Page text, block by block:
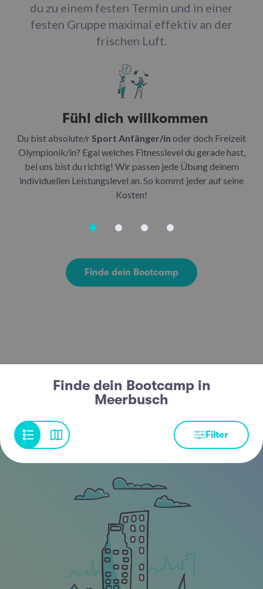
du zu einem festen Termin und in einer
festen Gruppe maximal effektiv an der
frischen Luft.
Fühl dich willkommen
Du bist absolute/r Sport Anfänger/in oder doch Freizeit
Olympionik/in? Egal welches Fitnesslevel du gerade hast,
bei uns bist du richtig! Wir passen jede Übung deinem
individuellen Leistungslevel an. So kommt jeder auf seine
Kosten!
Finde dein Bootcamp
Finde dein Bootcamp in
Meerbusch
Filter